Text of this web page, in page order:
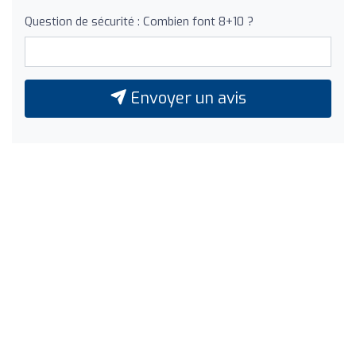
Question de sécurité : Combien font 8+10 ?
Envoyer un avis